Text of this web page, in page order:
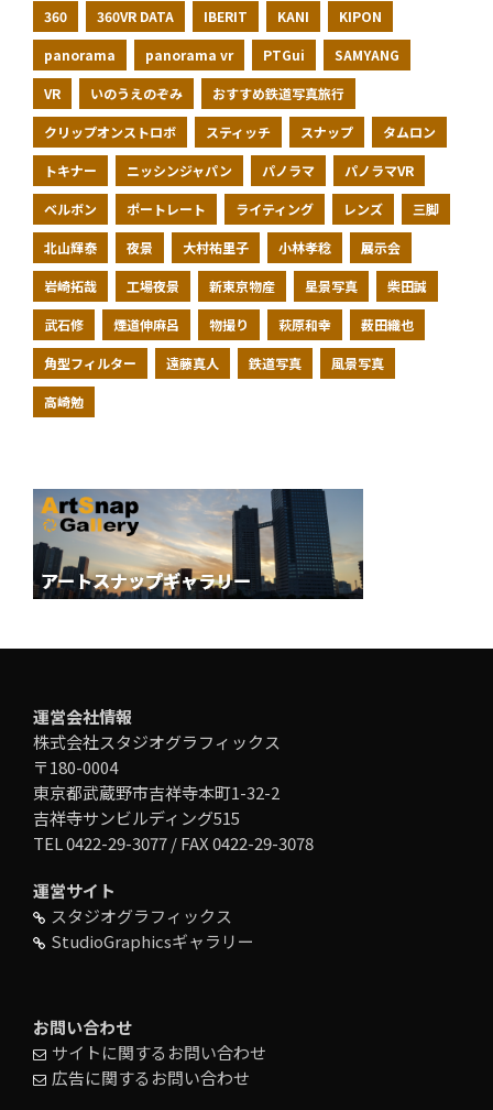
360 360VR DATA IBERIT KANI KIPON
panorama panorama vr PTGui SAMYANG
VR いのうえのぞみ おすすめ鉄道写真旅行
クリップオンストロボ スティッチ スナップ タムロン
トキナー ニッシンジャパン パノラマ パノラマVR
ベルボン ポートレート ライティング レンズ 三脚
北山輝泰 夜景 大村祐里子 小林孝稔 展示会
岩崎拓哉 工場夜景 新東京物産 星景写真 柴田誠
武石修 煙道伸麻呂 物撮り 萩原和幸 薮田織也
角型フィルター 遠藤真人 鉄道写真 風景写真
高崎勉
運営会社情報
株式会社スタジオグラフィックス
〒180-0004
東京都武蔵野市吉祥寺本町1-32-2
吉祥寺サンビルディング515
TEL 0422-29-3077 / FAX 0422-29-3078
運営サイト
スタジオグラフィックス
StudioGraphicsギャラリー
お問い合わせ
サイトに関するお問い合わせ
広告に関するお問い合わせ